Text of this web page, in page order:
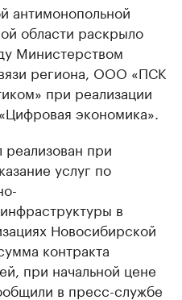
антимонопольной
области раскрыло
Министерством
региона, ООО «ПСК
при реализации
экономика».
при
услуг по
в
Новосибирской
контракта
при начальной цене
в пресс-службе